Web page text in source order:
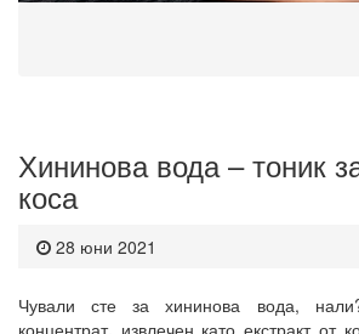
Хининова вода – тоник
коса
28 юни 2021
Чували сте за хининова вода,
концентрат, извлечен като екстракт от